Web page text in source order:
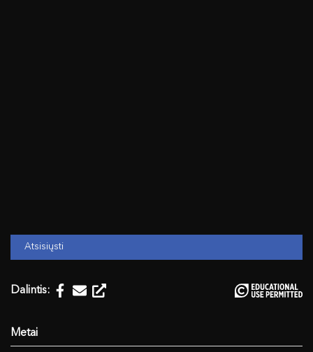
Atsisiųsti
Dalintis: